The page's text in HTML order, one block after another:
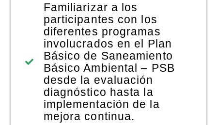
Familiarizar a los
participantes con los
diferentes programas
involucrados en el Plan
Básico de Saneamiento
Básico Ambiental – PSB
desde la evaluación
diagnóstico hasta la
implementación de la
mejora continua.